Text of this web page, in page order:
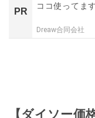
PR
ココ使ってます
Dreaw合同会社
【ダイソー価